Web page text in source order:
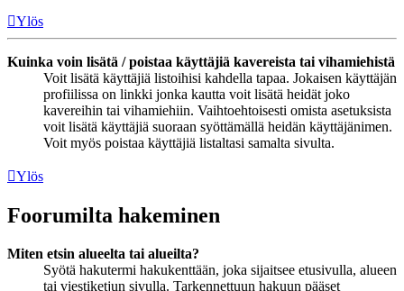
Ylös
Kuinka voin lisätä / poistaa käyttäjiä kavereista tai vihamiehistä
Voit lisätä käyttäjiä listoihisi kahdella tapaa. Jokaisen käyttäjän
profiilissa on linkki jonka kautta voit lisätä heidät joko
kavereihin tai vihamiehiin. Vaihtoehtoisesti omista asetuksista
voit lisätä käyttäjiä suoraan syöttämällä heidän käyttäjänimen.
Voit myös poistaa käyttäjiä listaltasi samalta sivulta.
Ylös
Foorumilta hakeminen
Miten etsin alueelta tai alueilta?
Syötä hakutermi hakukenttään, joka sijaitsee etusivulla, alueen
tai viestiketjun sivulla. Tarkennettuun hakuun pääset